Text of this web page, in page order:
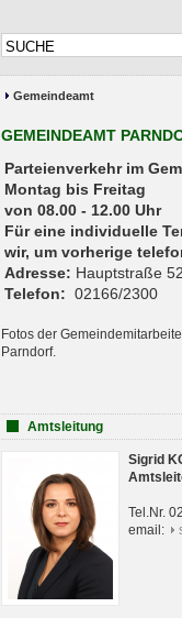
Gemeindeamt
GEMEINDEAMT
Parteienverkehr
Montag bis Freitag
von 08.00 - 12.00 Uhr
Für eine individuelle
wir, um vorherige
Adresse: Hauptstraße
Telefon: 02166/2300
Fotos der
Parndorf.
Amtsleitung
Sigrid
Tel.Nr.
email: